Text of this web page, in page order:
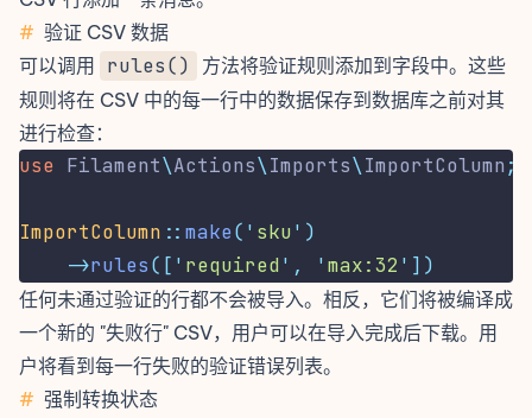
# 验证 CSV 数据
可以调用
rules()
方法将验证规则添加到字段中。这些
规则将在 CSV 中的每一行中的数据保存到数据库之前对其
进行检查：
use Filament\Actions\Imports\ImportColumn ;
ImportColumn :: make( ' sku ' )
->rules([ ' required ' , 'max:32 ' ])
任何未通过验证的行都不会被导入。相反，它们将被编译成
一个新的 "失败行" CSV，用户可以在导入完成后下载。用
户将看到每一行失败的验证错误列表。
# 强制转换状态